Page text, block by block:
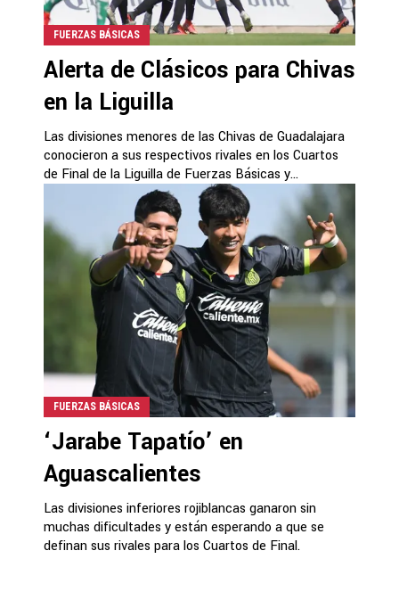
FUERZAS BÁSICAS
Alerta de Clásicos para Chivas
en la Liguilla
Las divisiones menores de las Chivas de Guadalajara
conocieron a sus respectivos rivales en los Cuartos
de Final de la Liguilla de Fuerzas Básicas y...
FUERZAS BÁSICAS
‘Jarabe Tapatío’ en
Aguascalientes
Las divisiones inferiores rojiblancas ganaron sin
muchas dificultades y están esperando a que se
definan sus rivales para los Cuartos de Final.